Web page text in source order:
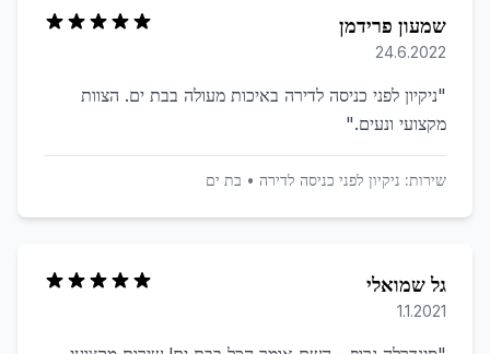
שמעון פרידמן
24.6.2022
"ניקיון לפני כניסה לדירה באיכות מעולה בבת ים. הצוות
מקצועי ונעים."
שירות: ניקיון לפני כניסה לדירה • בת ים
גל שמואלי
1.1.2021